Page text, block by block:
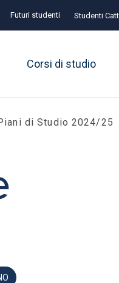
Futuri studenti Studenti
Corsi di studio
di Studio 2024/25